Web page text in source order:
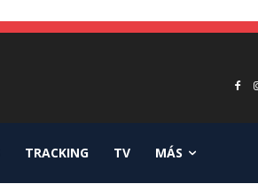
TRACKING TV MÁS